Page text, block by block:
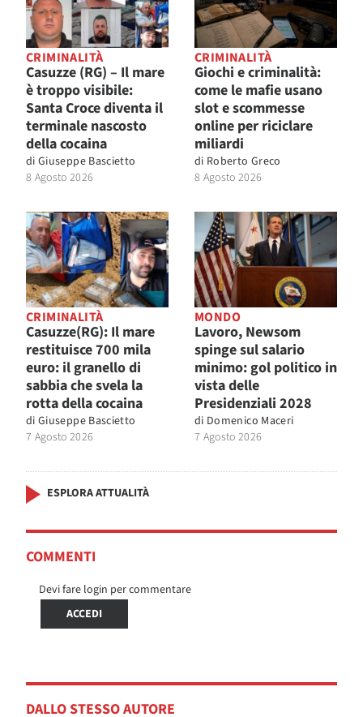
CRIMINALITÀ
Casuzze (RG) – Il mare
è troppo visibile:
Santa Croce diventa il
terminale nascosto
della cocaina
di Giuseppe Bascietto
8 Agosto 2026
CRIMINALITÀ
Giochi e criminalità:
come le mafie usano
slot e scommesse
online per riciclare
miliardi
di Roberto Greco
8 Agosto 2026
CRIMINALITÀ
Casuzze(RG): Il mare
restituisce 700 mila
euro: il granello di
sabbia che svela la
rotta della cocaina
di Giuseppe Bascietto
7 Agosto 2026
MONDO
Lavoro, Newsom
spinge sul salario
minimo: gol politico in
vista delle
Presidenziali 2028
di Domenico Maceri
7 Agosto 2026
ESPLORA ATTUALITÀ
COMMENTI
Devi fare login per commentare
ACCEDI
DALLO STESSO AUTORE